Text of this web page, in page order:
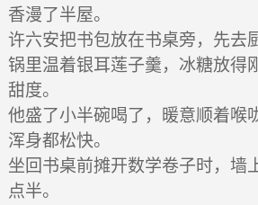
香漫了半屋。
许六安把书包放在书桌旁，先去
锅里温着银耳莲子羹，冰糖放得
甜度。
他盛了小半碗喝了，暖意顺着喉
浑身都松快。
坐回书桌前摊开数学卷子时，墙
点半。